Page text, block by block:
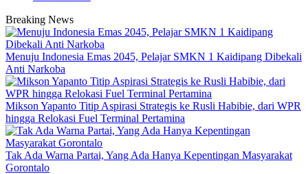
Breaking News
Menuju Indonesia Emas 2045, Pelajar SMKN 1 Kaidipang Dibekali
Anti Narkoba
Mikson Yapanto Titip Aspirasi Strategis ke Rusli Habibie, dari WPR
hingga Relokasi Fuel Terminal Pertamina
Tak Ada Warna Partai, Yang Ada Hanya Kepentingan Masyarakat
Gorontalo